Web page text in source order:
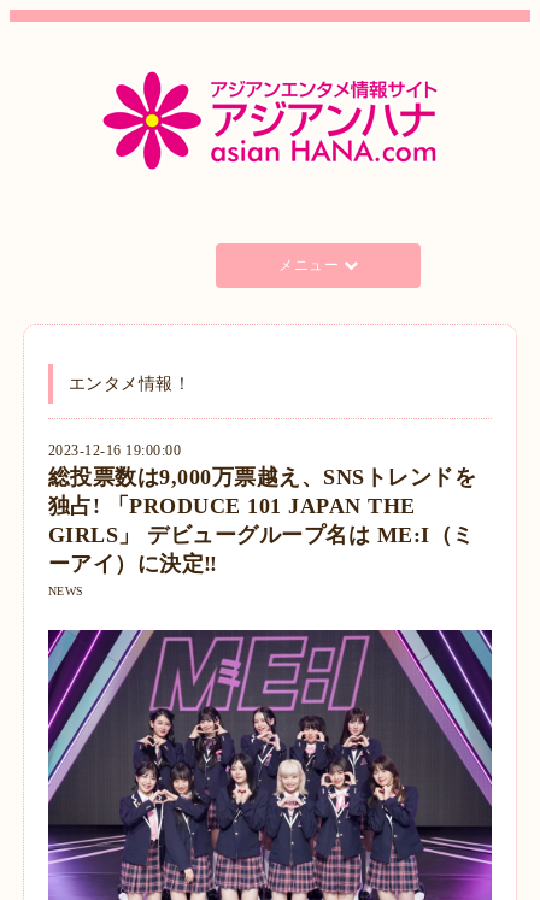
メニュー
エンタメ情報！
2023-12-16 19:00:00
総投票数は9,000万票越え、SNSトレンドを
独占! 「PRODUCE 101 JAPAN THE
GIRLS」 デビューグループ名は ME:I（ミ
ーアイ）に決定‼
NEWS